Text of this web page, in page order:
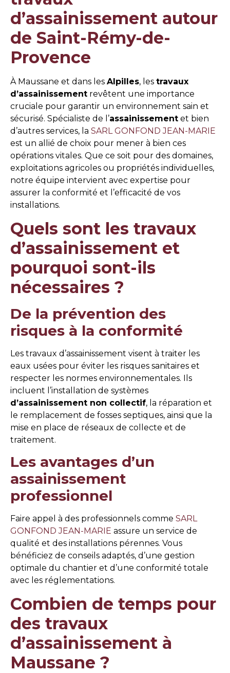
d’assainissement autour
de Saint-Rémy-de-
Provence
À Maussane et dans les Alpilles, les travaux
d’assainissement revêtent une importance
cruciale pour garantir un environnement sain et
sécurisé. Spécialiste de l’assainissement et bien
d’autres services, la SARL GONFOND JEAN-MARIE
est un allié de choix pour mener à bien ces
opérations vitales. Que ce soit pour des domaines,
exploitations agricoles ou propriétés individuelles,
notre équipe intervient avec expertise pour
assurer la conformité et l’efficacité de vos
installations.
Quels sont les travaux
d’assainissement et
pourquoi sont-ils
nécessaires ?
De la prévention des
risques à la conformité
Les travaux d’assainissement visent à traiter les
eaux usées pour éviter les risques sanitaires et
respecter les normes environnementales. Ils
incluent l’installation de systèmes
d’assainissement non collectif, la réparation et
le remplacement de fosses septiques, ainsi que la
mise en place de réseaux de collecte et de
traitement.
Les avantages d’un
assainissement
professionnel
Faire appel à des professionnels comme SARL
GONFOND JEAN-MARIE assure un service de
qualité et des installations pérennes. Vous
bénéficiez de conseils adaptés, d’une gestion
optimale du chantier et d’une conformité totale
avec les réglementations.
Combien de temps pour
des travaux
d’assainissement à
Maussane ?